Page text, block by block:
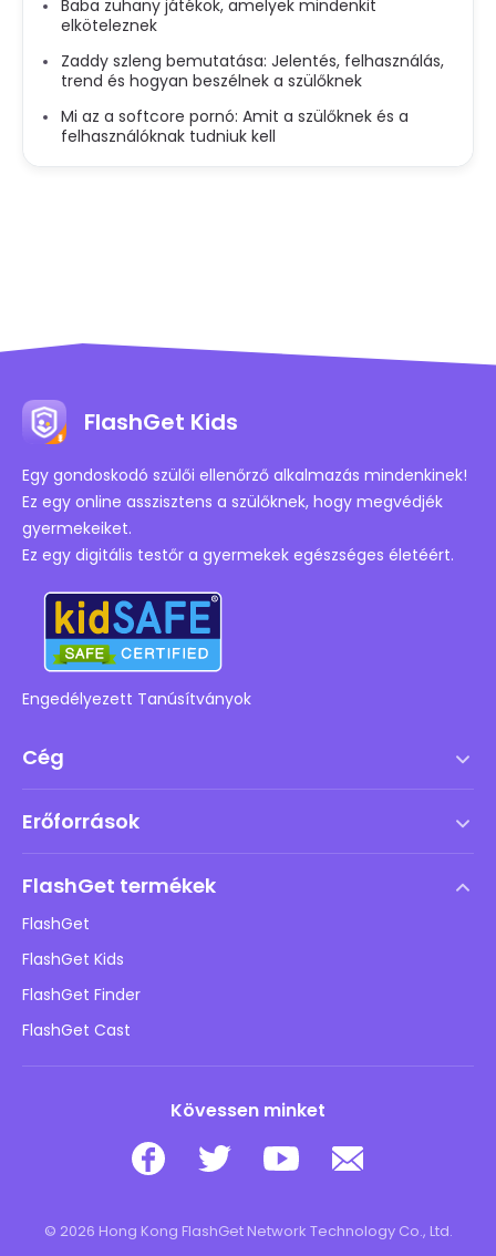
Baba zuhany játékok, amelyek mindenkit
elköteleznek
Zaddy szleng bemutatása: Jelentés, felhasználás,
trend és hogyan beszélnek a szülőknek
Mi az a softcore pornó: Amit a szülőknek és a
felhasználóknak tudniuk kell
FlashGet Kids
Egy gondoskodó szülői ellenőrző alkalmazás mindenkinek!
Ez egy online asszisztens a szülőknek, hogy megvédjék
gyermekeiket.
Ez egy digitális testőr a gyermekek egészséges életéért.
Engedélyezett Tanúsítványok
Cég
DMCA irányelv
Adatvédelmi irányelvek
Hirdetési irányelvek
Ne adja el az adataimat
Erőforrások
Gyermekek online biztonsága
Letöltés
FlashGet termékek
FlashGet
FlashGet Kids
FlashGet Finder
FlashGet Cast
Kövessen minket
© 2026 Hong Kong FlashGet Network Technology Co., Ltd.